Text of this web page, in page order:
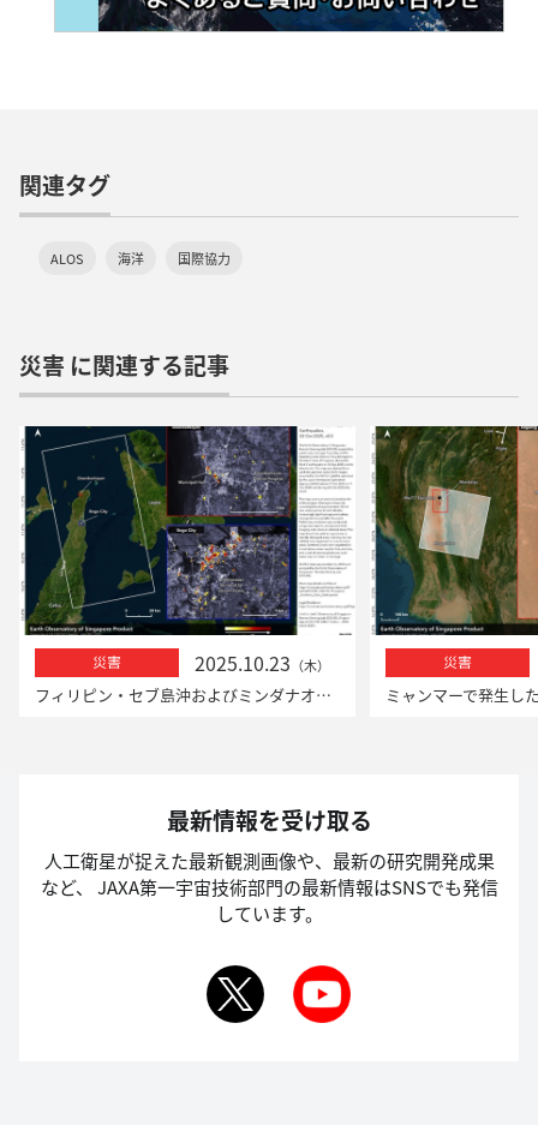
関連タグ
ALOS 海洋 国際協力
災害 に関連する記事
災害 2025.10.23 （木）
フィリピン・セブ島沖およびミンダナオ島沖での地震における「だいち2号」による観測
災害
最新情報を受け取る
人工衛星が捉えた最新観測画像や、最新の研究開発成果
など、
JAXA第一宇宙技術部門の最新情報はSNSでも発信
しています。